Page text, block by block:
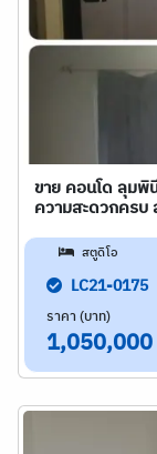
ขาย คอนโด ลุมพิ
ความสะดวกครบ
สตูดิโอ
LC21-0175
ราคา (บาท)
1,050,000